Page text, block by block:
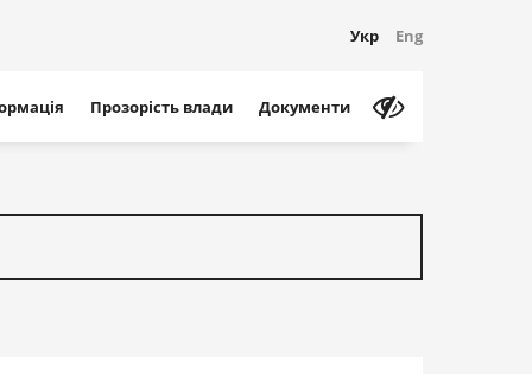
Укр Eng
Прозорість влади Документи